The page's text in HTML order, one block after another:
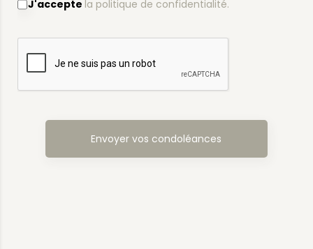
J'accepte la politique de confidentialité.